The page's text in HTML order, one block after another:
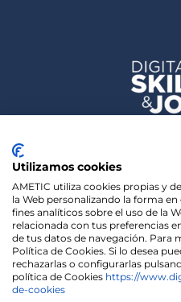
We use cookies on our
Utilizamos cookies
AMETIC utiliza cookies propias y
la Web personalizando la forma
fines analíticos sobre el uso de la
relacionada con tus preferencias
de tus datos de navegación. Para
Política de Cookies. Si lo desea
rechazarlas o configurarlas
política de Cookies https://
de-cookies